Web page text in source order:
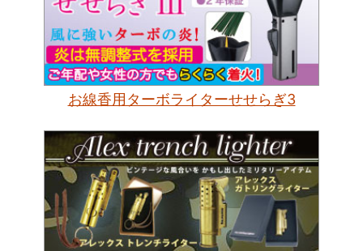
お線香用ターボライターせせらぎ3